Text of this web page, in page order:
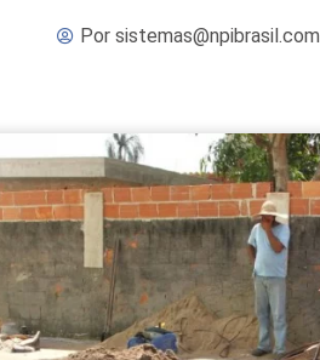
Porsistemas@npibrasil.com